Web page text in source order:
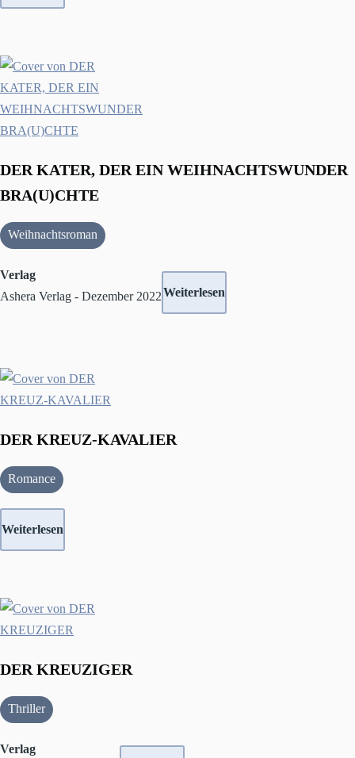
DER KATER, DER EIN WEIHNACHTSWUNDER
BRA(U)CHTE
Weihnachtsroman
Verlag
Ashera Verlag - Dezember 2022Weiterlesen
DER KREUZ-KAVALIER
Romance
Weiterlesen
DER KREUZIGER
Thriller
Verlag